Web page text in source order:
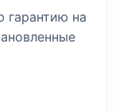
гарантию на